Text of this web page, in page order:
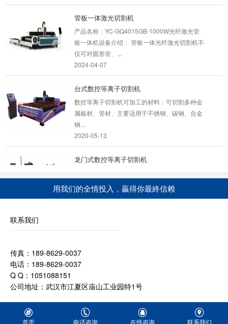
管板一体激光切割机
产品名称：YC-GQ4015GB-1000W光纤激光管
板一体机设备介绍： 管板一体光纤激光切割机不
仅可对圆形管、...
2024-04-07
台式数控等离子切割机
数控等离子切割机可加工的材料：可切割多种金
属板材、管材、主要适用于不锈钢、碳钢、合金
钢...
2020-05-13
龙门式数控等离子切割机
机 龙门式数控等离子切割机该机型采用了双边驱
动的传动方式...
本数控切割机为风管制作专用数控切割机， 特别
针对通风...
产品介绍：YCLM-4000B型龙门式数控等离子切
用我们的全情投入，贏得你最終信赖
联系我们
传真：189-8629-0037
电话：189-8629-0037
Q Q：1051088151
公司地址：武汉市江夏区庙山工业园特1号
首页 电话咨询 在线咨询 联系我们